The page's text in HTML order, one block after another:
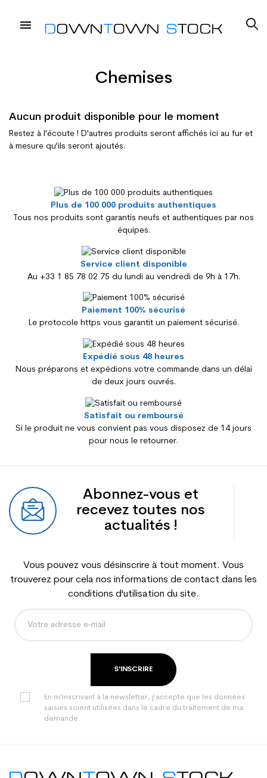
Chemises
Aucun produit disponible pour le moment
Restez à l'écoute ! D'autres produits seront affichés ici au fur et
à mesure qu'ils seront ajoutés.
Plus de 100 000 produits authentiques
Tous nos produits sont garantis neufs et authentiques par nos
équipes.
Service client disponible
Au +33 1 85 78 02 75 du lundi au vendredi de 9h à 17h.
Paiement 100% sécurisé
Le protocole https vous garantit un paiement sécurisé.
Expédié sous 48 heures
Nous préparons et expédions votre commande dans un délai
de deux jours ouvrés.
Satisfait ou remboursé
Si le produit ne vous convient pas vous disposez de 14 jours
pour nous le retourner.
Abonnez-vous et
recevez toutes nos
actualités !
Vous pouvez vous désinscrire à tout moment. Vous
trouverez pour cela nos informations de contact dans les
conditions d'utilisation du site.
S'INSCRIRE
En m'inscrivant à la newsletter, j'accepte que les données
saisies soient utilisées dans le cadre du traitement de ma
demande.